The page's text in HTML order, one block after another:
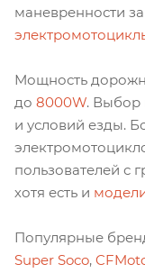
маневренности
Мощность
до 8000W. Выбор
и условий езды.
пользователей с
хотя есть и
Популярные
Super Soco,